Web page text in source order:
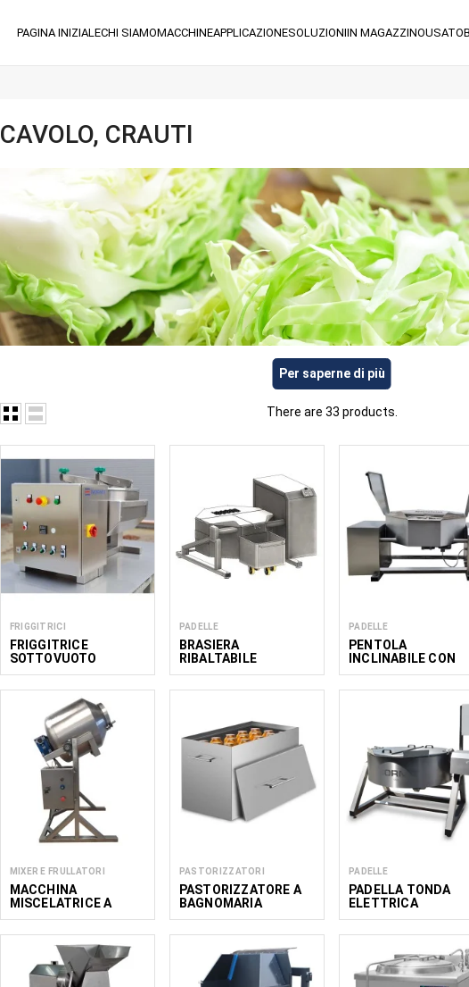
PAGINA INIZIALECHI SIAMOMACCHINEAPPLICAZIONESOLUZIONIIN MAGAZZINOUSATO
CAVOLO, CRAUTI
Attrezzature per la lavorazione di insalate, cavolo e crauti, comprese
miscelazione, il riscaldamento e la preparazione di ingredienti vegetali verdi.
lavorazione efficiente di cavolo fresco e prodotti vegetali fermentati con
fornisce attrezzature per piccoli e medi produttori di snack, aziende
professionali.
Per saperne di più
There are 33 products.
FRIGGITRICI
FRIGGITRICE
SOTTOVUOTO
IDEALFRY VAC 20L
PADELLE
BRASIERA
RIBALTABILE
AUTOMATICA CON
PADELLE
PENTOLA
INCLINABILE CON
AGITATORE PESK
MIXER E FRULLATORI
MACCHINA
MISCELATRICE A
TAMBURO
PASTORIZZATORI
PASTORIZZATORE A
BAGNOMARIA
PADELLE
PADELLA TONDA
ELETTRICA
INCLINABILE SFM